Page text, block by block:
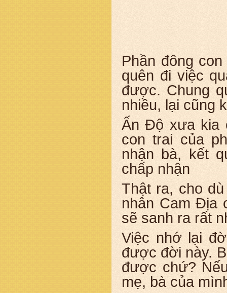
Phần đông
quên đi việc
được. Chung
nhiều, lại cũng
Ấn Độ xưa kia
con trai của
nhận bà, kết
chấp nhận
Thật ra, cho
nhân Cam Địa
sẽ sanh ra rất
Việc nhớ lại
được đời này.
được chứ?
mẹ, bà của